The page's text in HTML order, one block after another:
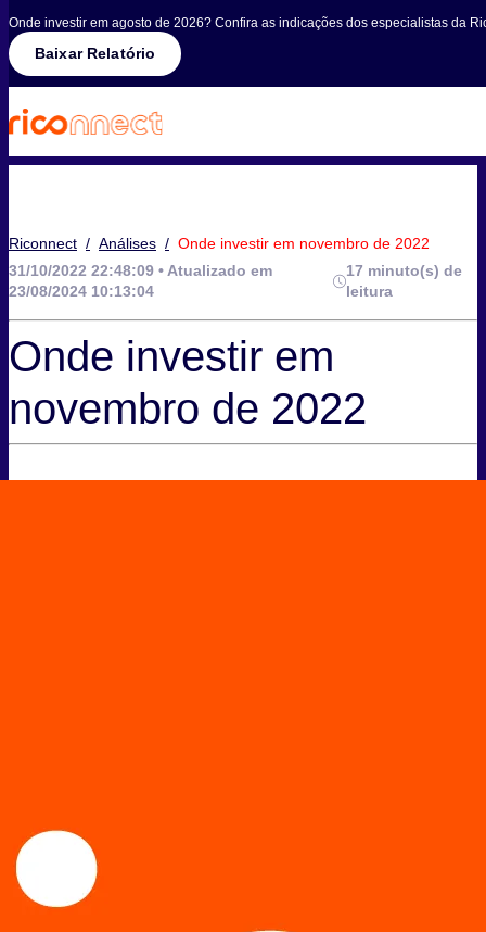
Onde investir em agosto de 2026? Confira as indicações dos especialistas da
Baixar Relatório
Riconnect / Análises / Onde investir em novembro de 2022
31/10/2022 22:48:09 • Atualizado em
23/08/2024 10:13:04
17 minuto(s) de
leitura
Onde investir em
novembro de 2022